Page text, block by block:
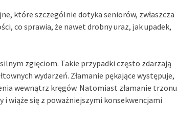
które szczególnie dotyka seniorów, zwłaszcza
co sprawia, że nawet drobny uraz, jak upadek,
zgięciom. Takie przypadki często zdarzają
wydarzeń. Złamanie pękające występuje,
wewnątrz kręgów. Natomiast złamanie trzonu
wiąże się z poważniejszymi konsekwencjami